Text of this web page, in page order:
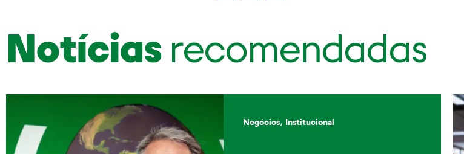
Notícias recomendadas
Negócios, Institucional